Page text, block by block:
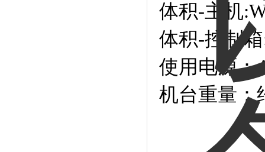
体积-主机
体积-控制
使用电源：
机台重量：